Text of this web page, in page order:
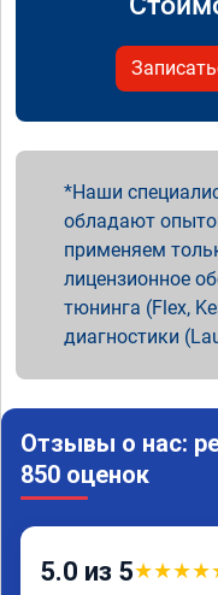
Наши
обладают
применяем
лицензионное
тюнинга (Flex,
диагностики
Отзывы о нас:
850 оценок
5.0 из 5★★★★